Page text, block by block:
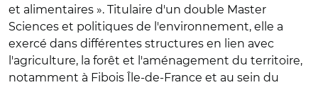
et alimentaires ». Titulaire d'un double Master
Sciences et politiques de l'environnement, elle a
exercé dans différentes structures en lien avec
l'agriculture, la forêt et l'aménagement du territoire,
notamment à Fibois Île-de-France et au sein du